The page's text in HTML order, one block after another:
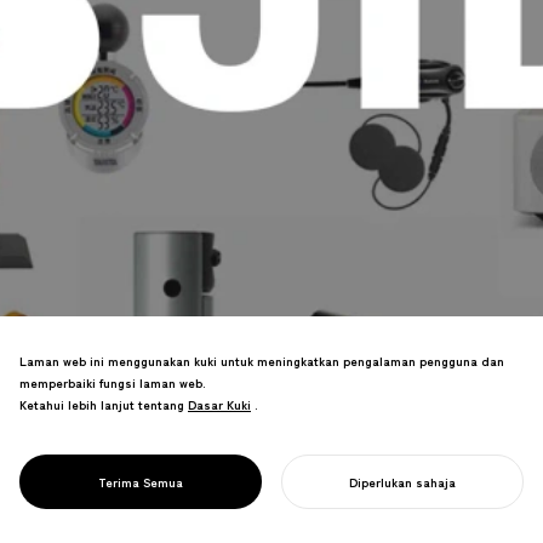
PROJECT
JIDA
untuk mengukuhkan nilai reka bentuk
dalam masyarakat.
Laman web ini menggunakan kuki untuk meningkatkan pengalaman pengguna dan
memperbaiki fungsi laman web.
Ketahui lebih lanjut tentang Dasar Kuki
Dasar Kuki .
Terima Semua Diperlukan sahaja